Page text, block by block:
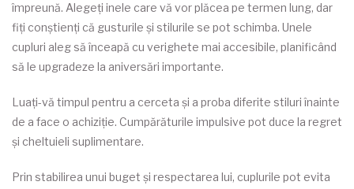
împreună. Alegeți inele care vă vor plăcea pe termen lung, dar
fiți conștienți că gusturile și stilurile se pot schimba. Unele
cupluri aleg să înceapă cu verighete mai accesibile, planificând
să le upgradeze la aniversări importante.
Luați-vă timpul pentru a cerceta și a proba diferite stiluri înainte
de a face o achiziție. Cumpărăturile impulsive pot duce la regret
și cheltuieli suplimentare.
Prin stabilirea unui buget și respectarea lui, cuplurile pot evita